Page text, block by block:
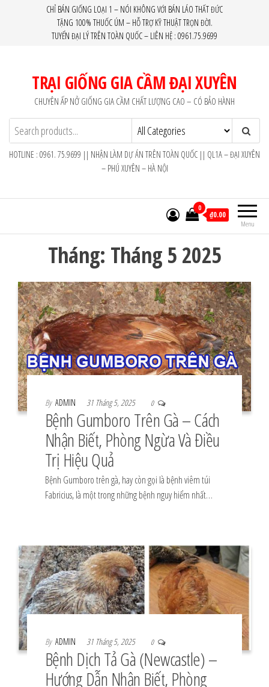
CHỈ BÁN GIỐNG LOẠI 1 – NÓI KHÔNG VỚI BÁN LÁO THẤT ĐỨC
TẶNG 100% THUỐC ÚM – HỖ TRỢ KỸ THUẬT TRỌN ĐỜI.
TUYỂN ĐẠI LÝ TRÊN TOÀN QUỐC – LIÊN HỆ : 0961.75.9699
TRẠI GIỐNG GIA CẦM ĐẠI XUYÊN
CHUYÊN ẤP NỞ GIỐNG GIA CẦM CHẤT LƯỢNG CAO – CÓ BẢO HÀNH
HOTLINE : 0961. 75.9699 || NHẬN LÀM DỰ ÁN TRÊN TOÀN QUỐC || QL1A – ĐẠI XUYÊN
– PHÚ XUYÊN – HÀ NỘI
Menu
0
₫0.00
Tháng: Tháng 5 2025
By ADMIN 31 Tháng 5, 2025 0
Bệnh Gumboro Trên Gà – Cách
Nhận Biết, Phòng Ngừa Và Điều
Trị Hiệu Quả
Bệnh Gumboro trên gà, hay còn gọi là bệnh viêm túi
Fabricius, là một trong những bệnh nguy hiểm nhất…
By ADMIN 31 Tháng 5, 2025 0
Bệnh Dịch Tả Gà (Newcastle) –
Hướng Dẫn Nhận Biết, Phòng